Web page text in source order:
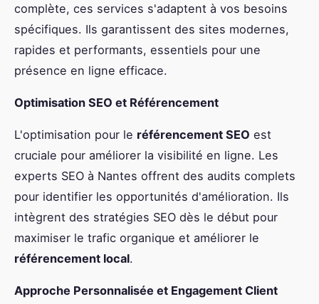
complète, ces services s'adaptent à vos besoins
spécifiques. Ils garantissent des sites modernes,
rapides et performants, essentiels pour une
présence en ligne efficace.
Optimisation SEO et Référencement
L'optimisation pour le référencement SEO est
cruciale pour améliorer la visibilité en ligne. Les
experts SEO à Nantes offrent des audits complets
pour identifier les opportunités d'amélioration. Ils
intègrent des stratégies SEO dès le début pour
maximiser le trafic organique et améliorer le
référencement local.
Approche Personnalisée et Engagement Client